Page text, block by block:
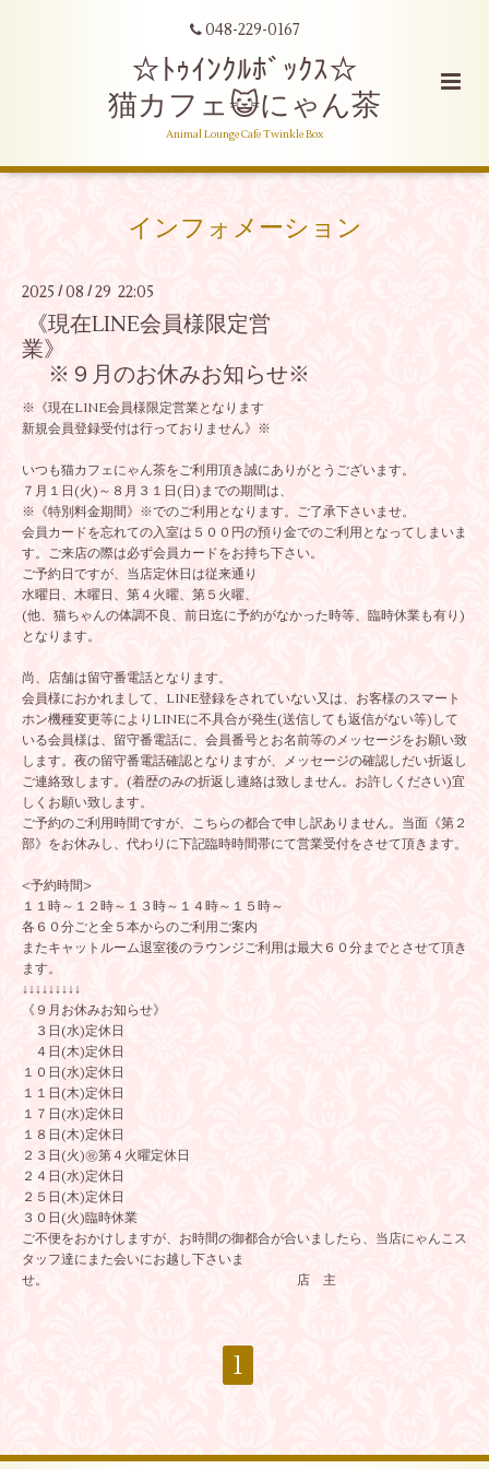
048-229-0167
☆ﾄｩｲﾝｸﾙﾎﾞｯｸｽ☆
猫カフェ😺にゃん茶
Animal Lounge Cafe Twinkle Box
インフォメーション
2025 / 08 / 29 22:05
《現在LINE会員様限定営
業》
※９月のお休みお知らせ※
※《現在LINE会員様限定営業となります
新規会員登録受付は行っておりません》※
いつも猫カフェにゃん茶をご利用頂き誠にありがとうございます。
７月１日(火)～８月３１日(日)までの期間は、
※《特別料金期間》※でのご利用となります。ご了承下さいませ。
会員カードを忘れての入室は５００円の預り金でのご利用となってしまいま
す。ご来店の際は必ず会員カードをお持ち下さい。
ご予約日ですが、当店定休日は従来通り
水曜日、木曜日、第４火曜、第５火曜、
(他、猫ちゃんの体調不良、前日迄に予約がなかった時等、臨時休業も有り)
となります。
尚、店舗は留守番電話となります。
会員様におかれまして、LINE登録をされていない又は、お客様のスマート
ホン機種変更等によりLINEに不具合が発生(送信しても返信がない等)して
いる会員様は、留守番電話に、会員番号とお名前等のメッセージをお願い致
します。夜の留守番電話確認となりますが、メッセージの確認しだい折返し
ご連絡致します。(着歴のみの折返し連絡は致しません。お許しください)宜
しくお願い致します。
ご予約のご利用時間ですが、こちらの都合で申し訳ありません。当面《第２
部》をお休みし、代わりに下記臨時時間帯にて営業受付をさせて頂きます。
<予約時間>
１１時～１２時～１３時～１４時～１５時～
各６０分ごと全５本からのご利用ご案内
またキャットルーム退室後のラウンジご利用は最大６０分までとさせて頂き
ます。
↓↓↓↓↓↓↓↓↓
《９月お休みお知らせ》
３日(水)定休日
４日(木)定休日
１０日(水)定休日
１１日(木)定休日
１７日(水)定休日
１８日(木)定休日
２３日(火)㊗️第４火曜定休日
２４日(水)定休日
２５日(木)定休日
３０日(火)臨時休業
ご不便をおかけしますが、お時間の御都合が合いましたら、当店にゃんこス
タッフ達にまた会いにお越し下さいま
せ。 店 主
1